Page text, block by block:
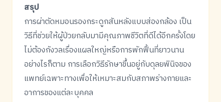
สรุป
การผ่าตัดหมอนรองกระดูกสันหลังแบบส่องกล้อง เป็น
วิธีที่ช่วยให้ผู้ป่วยกลับมามีคุณภาพชีวิตที่ดีได้อีกครั้งโดย
ไม่ต้องกังวลเรื่องแผลใหญ่หรือการพักฟื้นที่ยาวนาน
อย่างไรก็ตาม การเลือกวิธีรักษาขึ้นอยู่กับดุลยพินิจของ
แพทย์เฉพาะทางเพื่อให้เหมาะสมกับสภาพร่างกายและ
อาการของแต่ละบุคคล